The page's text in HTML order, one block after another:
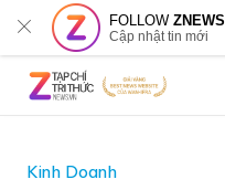
FOLLOWZNEWS
Cập nhật tin mới
Kinh Doanh